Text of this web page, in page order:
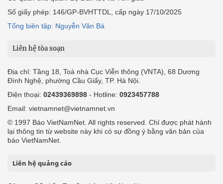
Số giấy phép: 146/GP-BVHTTDL, cấp ngày 17/10/2025
Tổng biên tập: Nguyễn Văn Bá
Liên hệ tòa soạn
Địa chỉ: Tầng 18, Toà nhà Cục Viễn thông (VNTA), 68 Dương
Đình Nghệ, phường Cầu Giấy, TP. Hà Nội.
Điện thoại: 02439369898 - Hotline: 0923457788
Email: vietnamnet@vietnamnet.vn
© 1997 Báo VietNamNet. All rights reserved. Chỉ được phát hành
lại thông tin từ website này khi có sự đồng ý bằng văn bản của
báo VietNamNet.
Liên hệ quảng cáo